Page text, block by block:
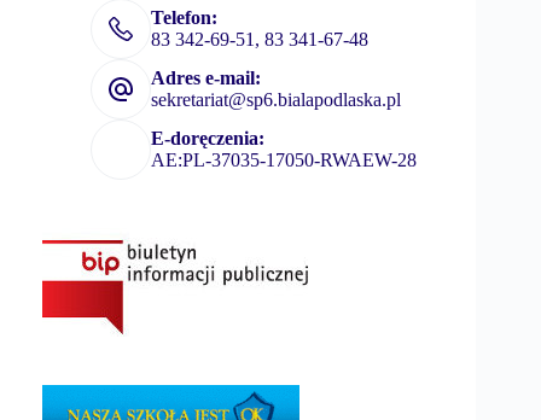
Telefon:
83 342-69-51, 83 341-67-48
Adres e-mail:
sekretariat@sp6.bialapodlaska.pl
E-doręczenia:
AE:PL-37035-17050-RWAEW-28